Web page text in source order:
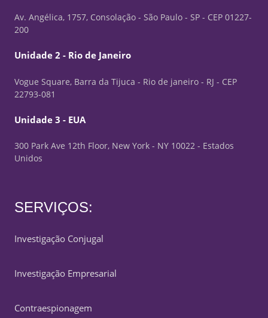
Av. Angélica, 1757, Consolação - São Paulo - SP - CEP 01227-
200
Unidade 2 - Rio de Janeiro
Vogue Square, Barra da Tijuca - Rio de janeiro - RJ - CEP
22793-081
Unidade 3 - EUA
300 Park Ave 12th Floor, New York - NY 10022 - Estados
Unidos
SERVIÇOS:
Investigação Conjugal
Investigação Empresarial
Contraespionagem